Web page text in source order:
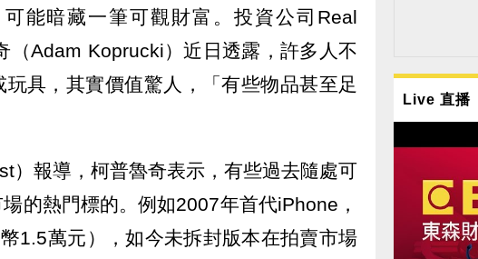
能暗藏一筆可觀財富。投資公司Real
（Adam Koprucki）近日透露，許多人不
具，其實價值驚人，「有些物品甚至足
）報導，柯普魯奇表示，有些過去隨處可
的熱門標的。例如2007年首代iPhone，
1.5萬元），如今未拆封版本在拍賣市場
Live 直播